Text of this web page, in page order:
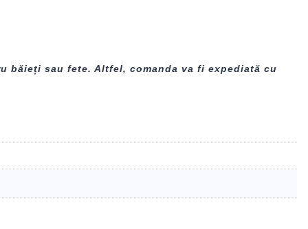
băieți sau fete. Altfel, comanda va fi expediată cu